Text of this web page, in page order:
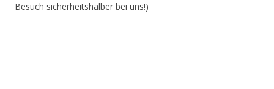
Besuch sicherheitshalber bei uns!)